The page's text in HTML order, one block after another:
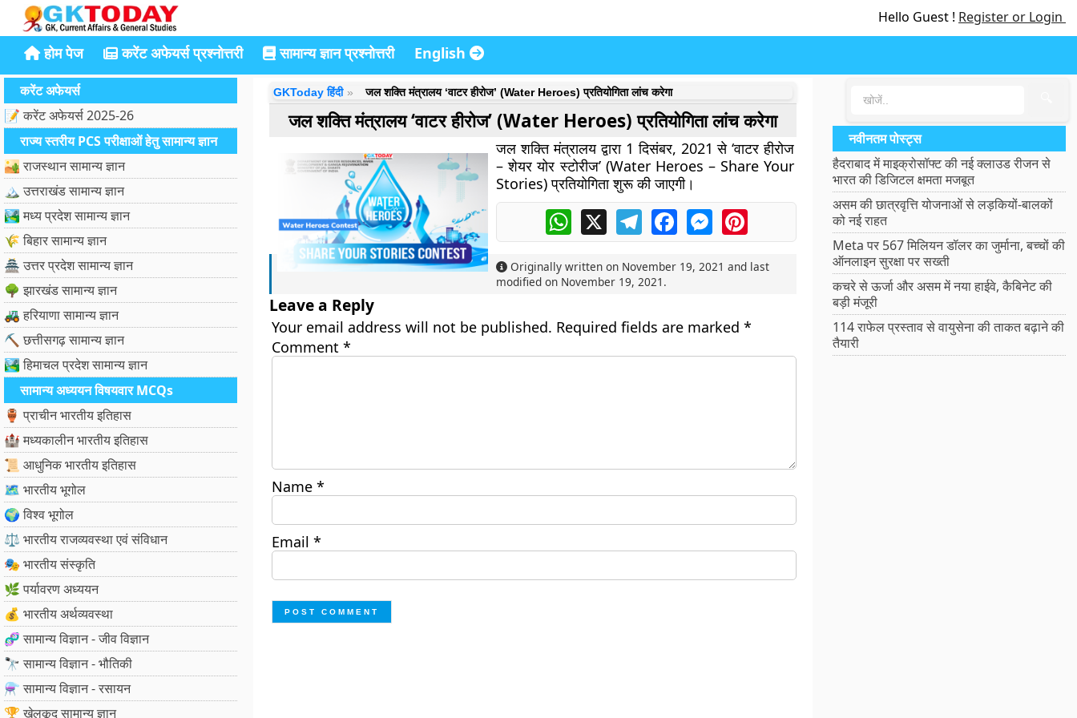
Hello Guest ! Register or Login
होम पेज करेंट अफेयर्स प्रश्नोत्तरी सामान्य ज्ञान प्रश्नोत्तरी English
करेंट अफेयर्स
📝 करेंट अफेयर्स 2025-26
राज्य स्तरीय PCS परीक्षाओं हेतु सामान्य ज्ञान
🏜️ राजस्थान सामान्य ज्ञान
🏔️ उत्तराखंड सामान्य ज्ञान
🏞️ मध्य प्रदेश सामान्य ज्ञान
🌾 बिहार सामान्य ज्ञान
🏯 उत्तर प्रदेश सामान्य ज्ञान
🌳 झारखंड सामान्य ज्ञान
🚜 हरियाणा सामान्य ज्ञान
⛏️ छत्तीसगढ़ सामान्य ज्ञान
🏞️ हिमाचल प्रदेश सामान्य ज्ञान
सामान्य अध्ययन विषयवार MCQs
🏺 प्राचीन भारतीय इतिहास
🏰 मध्यकालीन भारतीय इतिहास
📜 आधुनिक भारतीय इतिहास
🗺️ भारतीय भूगोल
🌍 विश्व भूगोल
⚖️ भारतीय राजव्यवस्था एवं संविधान
🎭 भारतीय संस्कृति
🌿 पर्यावरण अध्ययन
💰 भारतीय अर्थव्यवस्था
🧬 सामान्य विज्ञान - जीव विज्ञान
🔭 सामान्य विज्ञान - भौतिकी
⚗️ सामान्य विज्ञान - रसायन
🏆 खेलकूद सामान्य ज्ञान
GKToday हिंदी जल शक्ति मंत्रालय ‘वाटर हीरोज’ (Water Heroes) प्रतियोगिता लांच करेगा
जल शक्ति मंत्रालय ‘वाटर हीरोज’ (Water Heroes) प्रतियोगिता लांच करेगा
जल शक्ति मंत्रालय द्वारा 1 दिसंबर, 2021 से ‘वाटर हीरोज
– शेयर योर स्टोरीज’ (Water Heroes – Share Your
Stories) प्रतियोगिता शुरू की जाएगी।
WhatsApp
X TelegramFacebookMessengerPinterest
Originally written on November 19, 2021 and last
modified on November 19, 2021 .
Leave a Reply
Your email address will not be published. Required fields are marked *
Comment *
Name *
Email *
नवीनतम पोस्ट्स
हैदराबाद में माइक्रोसॉफ्ट की नई क्लाउड रीजन से
भारत की डिजिटल क्षमता मजबूत
असम की छात्रवृत्ति योजनाओं से लड़कियों-बालकों
को नई राहत
Meta पर 567 मिलियन डॉलर का जुर्माना, बच्चों की
ऑनलाइन सुरक्षा पर सख्ती
कचरे से ऊर्जा और असम में नया हाईवे, कैबिनेट की
बड़ी मंजूरी
114 राफेल प्रस्ताव से वायुसेना की ताकत बढ़ाने की
तैयारी